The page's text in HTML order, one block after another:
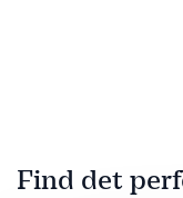
Find det